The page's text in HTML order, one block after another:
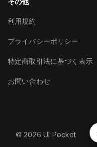
利用規約
プライバシーポリシー
特定商取引法に基づく表示
お問い合わせ
©︎ 2026 UI Pocket